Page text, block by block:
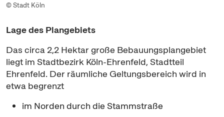
© Stadt Köln
Lage des Plangebiets
Das circa 2,2 Hektar große Bebauungsplangebiet
liegt im Stadtbezirk Köln-Ehrenfeld, Stadtteil
Ehrenfeld. Der räumliche Geltungsbereich wird in
etwa begrenzt
im Norden durch die Stammstraße